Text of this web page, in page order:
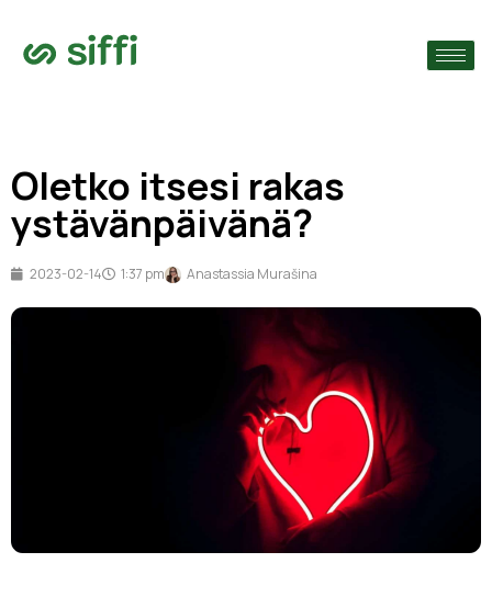
›
Oletko itsesi rakas
ystävänpäivänä?
2023-02-14 1:37 pm Anastassia Murašina